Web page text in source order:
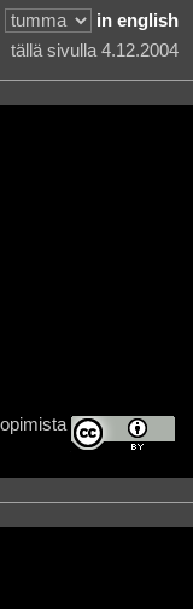
in english
tällä sivulla 4.12.2004